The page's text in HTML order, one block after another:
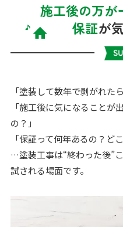
施工後の万が
保証が
「塗装して数年で剥がれた
「施工後に気になることが
の？」
「保証って何年あるの？ど
…塗装工事は“終わった後”
試される場面です。